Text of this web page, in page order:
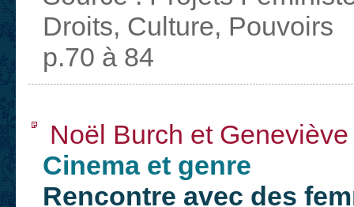
Droits, Culture, Pouvoirs
p.70 à 84
Noël Burch et
Cinema et genre
Rencontre avec des